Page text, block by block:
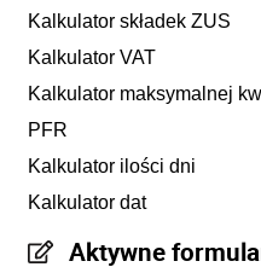
Kalkulator składek ZUS
Kalkulator VAT
Kalkulator maksymalnej
PFR
Kalkulator ilości dni
Kalkulator dat
Aktywne